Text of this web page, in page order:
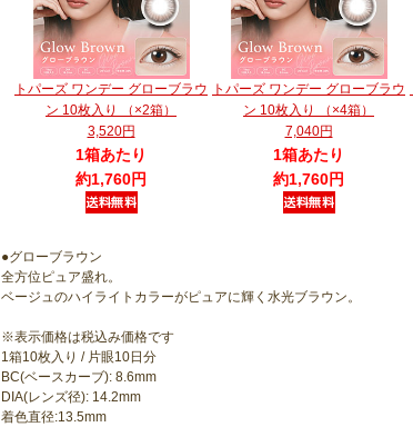
トパーズ ワンデー グローブラウ
ン 10枚入り （×2箱）
3,520円
1箱あたり
約1,760円
トパーズ ワンデー グローブラウ
ン 10枚入り （×4箱）
7,040円
1箱あたり
約1,760円
●グローブラウン
全方位ピュア盛れ。
ベージュのハイライトカラーがピュアに輝く水光ブラウン。
※表示価格は税込み価格です
1箱10枚入り / 片眼10日分
BC(ベースカーブ): 8.6mm
DIA(レンズ径): 14.2mm
着色直径:13.5mm